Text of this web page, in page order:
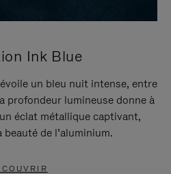
Ink Blue
un bleu nuit intense, entre
profondeur lumineuse donne à
éclat métallique captivant,
de l’aluminium.